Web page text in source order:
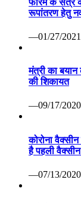
रूपांतरण हेतु
—01/27/2021
मंत्री का
की शिकायत
—09/17/2020
कोरोना
है पहली वैक्सीन
—07/13/2020